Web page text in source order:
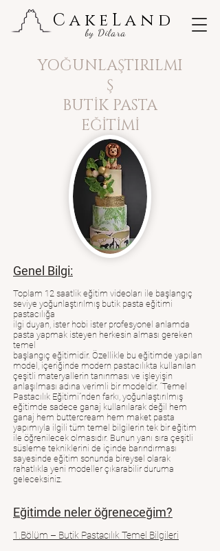
CakeLand
by Dilara
YOĞUNLAŞTIRILMI
Ş
BUTİK PASTA
EĞİTİMİ
Genel Bilgi:
Toplam 12 saatlik eğitim videoları ile başlangıç
seviye yoğunlaştırılmış butik pasta eğitimi
pastacılığa
ilgi duyan, ister hobi ister profesyonel anlamda
pasta yapmak isteyen herkesin alması gereken
temel
başlangıç eğitimidir. Özellikle bu eğitimde yapılan
model, içeriğinde modern pastacılıkta kullanılan
çeşitli materyallerin tanınması ve işleyişin
anlaşılması adına verimli bir modeldir. “Temel
Pastacılık Eğitimi”nden farkı, yoğunlaştırılmış
eğitimde sadece ganaj kullanılarak değil hem
ganaj hem buttercream hem maket pasta
yapımıyla ilgili tüm temel bilgilerin tek bir eğitim
ile öğrenilecek olmasıdır. Bunun yanı sıra çeşitli
süsleme tekniklerini de içinde barındırması
sayesinde eğitim sonunda bireysel olarak
rahatlıkla yeni modeller çıkarabilir duruma
geleceksiniz.
Eğitimde neler öğreneceğim?
1.Bölüm – Butik Pastacılık Temel Bilgileri